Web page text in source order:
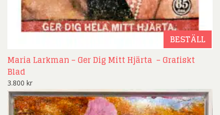
BESTÄLL
Maria Larkman – Ger Dig Mitt Hjärta – Grafiskt
Blad
3.800 kr